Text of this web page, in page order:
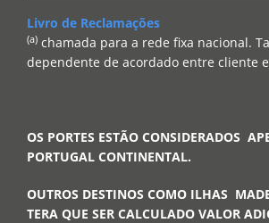
Livro de Reclamações
(a) chamada para a rede fixa nacional.
dependente de acordado entre cliente
OS PORTES ESTÃO CONSIDERADOS
PORTUGAL CONTINENTAL.
OUTROS DESTINOS COMO ILHAS
TERA QUE SER CALCULADO VALOR